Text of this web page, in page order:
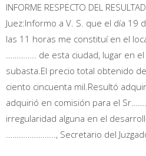
INFORME RESPECTO DEL
Juez:Informo a V. S. que el día
las 11 horas me constituí en el
………….. de esta ciudad, lugar en
subasta.El precio total obtenido
ciento cincuenta mil.Resultó
adquirió en comisión para el
irregularidad alguna en el
………………….., Secretario del